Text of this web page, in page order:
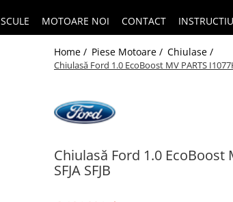
SCULE MOTOARE NOI CONTACT
Home / Piese Motoare / Chiulase /
Chiulasă Ford 1.0 EcoBoost MV PARTS
Chiulasă Ford 1.0 EcoBoost
SFJA SFJB